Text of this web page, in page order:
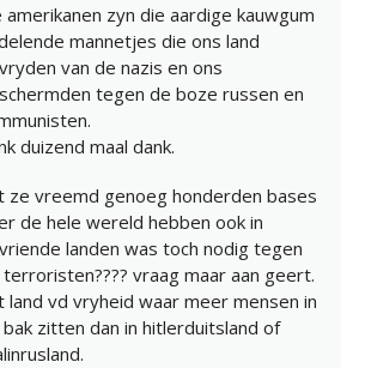
amerikanen zyn die aardige kauwgum
mannetjes die ons land
van de nazis en ons
tegen de boze russen en
duizend maal dank.
ze vreemd genoeg honderden bases
de hele wereld hebben ook in
landen was toch nodig tegen
vraag maar aan geert.
land vd vryheid waar meer mensen in
zitten dan in hitlerduitsland of